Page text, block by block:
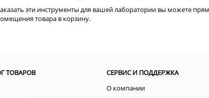
эти инструменты для вашей лаборатории вы можете
товара в корзину.
ТОВАРОВ
СЕРВИС И ПОДДЕРЖКА
О компании